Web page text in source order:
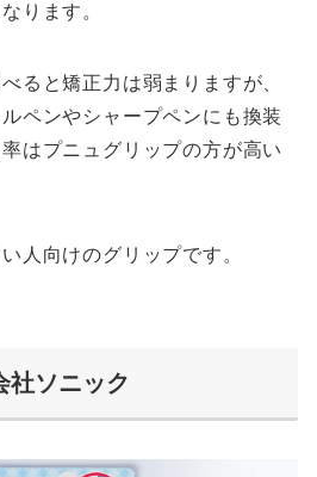
ります。
ると矯正力は弱まりますが、
ペンやシャープペンにも換装
はプニュグリップの方が高い
人向けのグリップです。
社ソニック